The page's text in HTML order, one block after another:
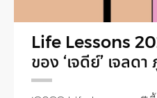
โลกความเป็นจริงไปใช้ชีวิ
ละเอียดเพิ่มเติม
ได้ที่ https://
your-time/
Life Lessons
ของ ‘เจดีย์’ เจล